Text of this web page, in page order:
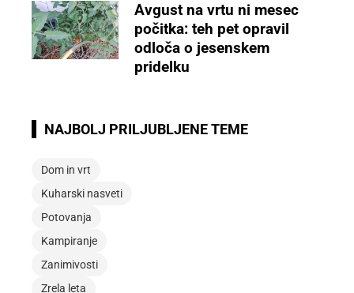
Avgust na vrtu ni mesec
počitka: teh pet opravil
odloča o jesenskem
pridelku
NAJBOLJ PRILJUBLJENE TEME
Dom in vrt
Kuharski nasveti
Potovanja
Kampiranje
Zanimivosti
Zrela leta